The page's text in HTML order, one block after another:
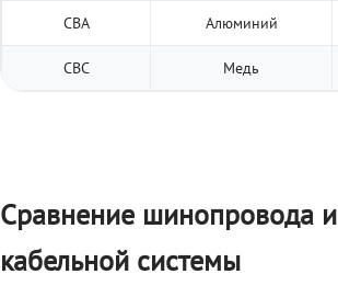
СВА Алюминий
СВС Медь
Сравнение шинопровода и
кабельной системы